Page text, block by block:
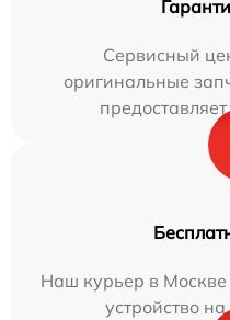
Сервисный
оригинальные
Наш курьер в Москве
устройство